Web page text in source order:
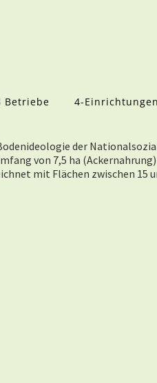
Betriebe 4-Einrichtungen
der
von 7,5 ha
mit Flächen zwischen 15